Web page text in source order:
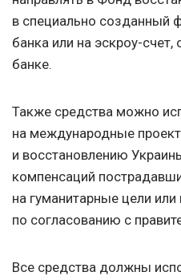
в специально созданный
банка или на эскроу-
банке.
Также средства можно
на международные
и восстановлению
компенсаций
на гуманитарные цели или
по согласованию с
Все средства должны